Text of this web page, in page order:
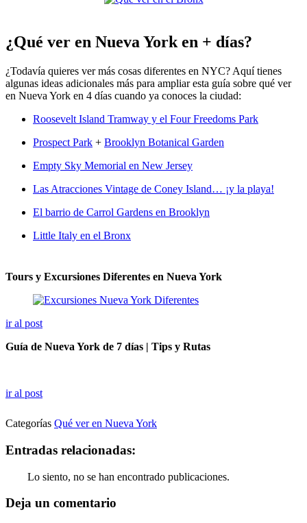
¿Qué ver en Nueva York en + días?
¿Todavía quieres ver más cosas diferentes en NYC? Aquí tienes
algunas ideas adicionales más para ampliar esta guía sobre qué ver
en Nueva York en 4 días cuando ya conoces la ciudad:
Roosevelt Island Tramway y el Four Freedoms Park
Prospect Park + Brooklyn Botanical Garden
Empty Sky Memorial en New Jersey
Las Atracciones Vintage de Coney Island… ¡y la playa!
El barrio de Carrol Gardens en Brooklyn
Little Italy en el Bronx
Tours y Excursiones Diferentes en Nueva York
ir al post
Guía de Nueva York de 7 días | Tips y Rutas
ir al post
Categorías Qué ver en Nueva York
Entradas relacionadas:
Lo siento, no se han encontrado publicaciones.
Deja un comentario